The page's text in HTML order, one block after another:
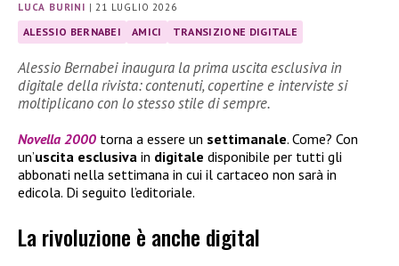
LUCA BURINI |21 LUGLIO 2026
ALESSIO BERNABEI AMICI TRANSIZIONE DIGITALE
Alessio Bernabei inaugura la prima uscita esclusiva in
digitale della rivista: contenuti, copertine e interviste si
moltiplicano con lo stesso stile di sempre.
Novella 2000 torna a essere un settimanale. Come? Con
un’uscita esclusiva in digitale disponibile per tutti gli
abbonati nella settimana in cui il cartaceo non sarà in
edicola. Di seguito l’editoriale.
La rivoluzione è anche digital